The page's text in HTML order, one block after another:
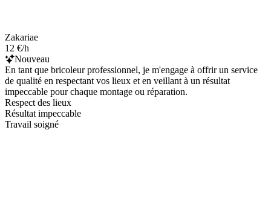
Zakariae
12 €/h
Nouveau
En tant que bricoleur professionnel, je m'engage à offrir un service
de qualité en respectant vos lieux et en veillant à un résultat
impeccable pour chaque montage ou réparation.
Respect des lieux
Résultat impeccable
Travail soigné